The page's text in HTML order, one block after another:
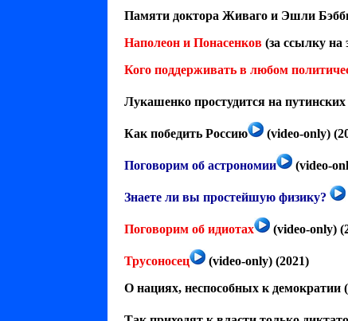
Памяти доктора Живаго и Эшли
Наполеон и Понасенков(за ссылку на
Кого поддерживать в любом
Лукашенко простудится на путинских
Как победить Россию (video-only)
Поговорим об астрономии (video-
Знаете ли вы простейшую физику?
Поговорим об идиотах (video-only)
Трусоносец
(video-only) (2021)
О нациях, неспособных к демократии